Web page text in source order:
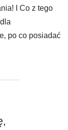
I Co z tego
po co posiadać